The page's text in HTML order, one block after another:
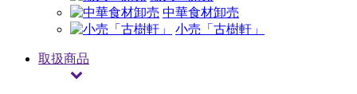
中華食材卸売
小売「古樹軒」
取扱商品